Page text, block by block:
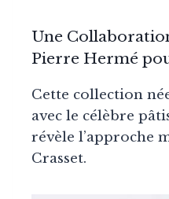
Une
Pierre Hermé
Cette collection
avec le célèbre
révèle l’approche
Crasset.